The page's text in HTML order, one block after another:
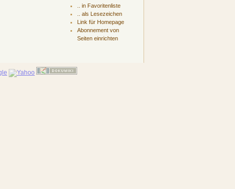
.. in Favoritenliste
.. als Lesezeichen
Link für Homepage
Abonnement von
Seiten einrichten